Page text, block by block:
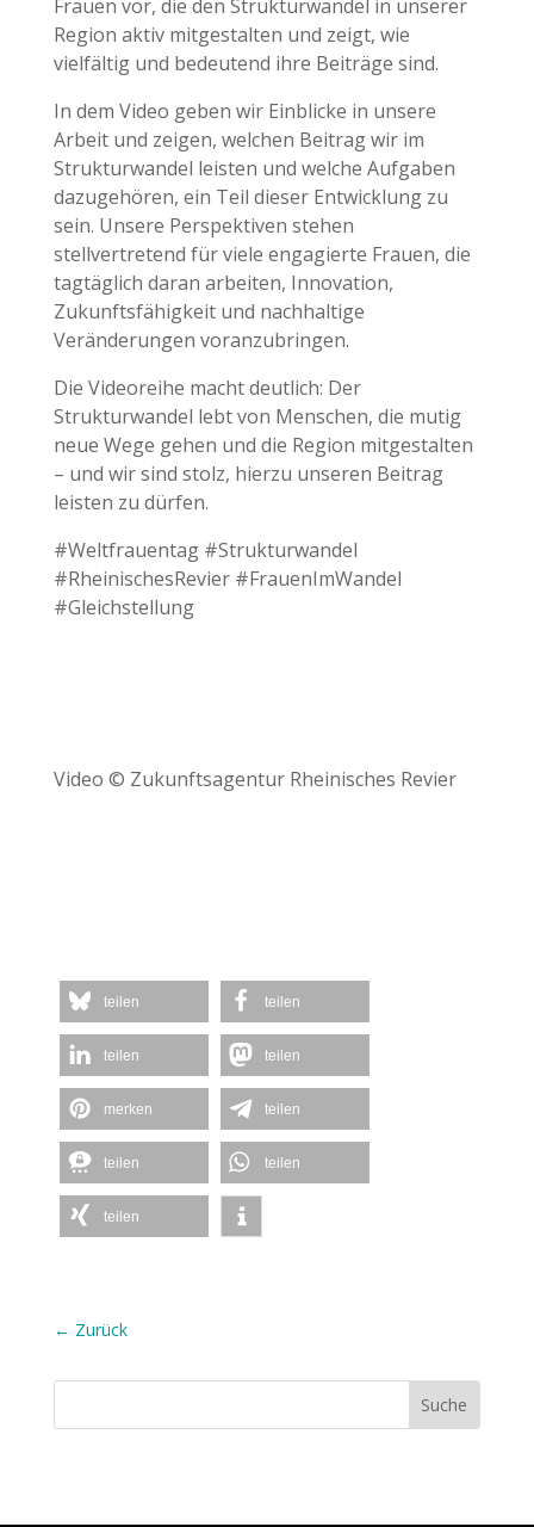
Frauen vor, die den Strukturwandel in unserer
Region aktiv mitgestalten und zeigt, wie
vielfältig und bedeutend ihre Beiträge sind.
In dem Video geben wir Einblicke in unsere
Arbeit und zeigen, welchen Beitrag wir im
Strukturwandel leisten und welche Aufgaben
dazugehören, ein Teil dieser Entwicklung zu
sein. Unsere Perspektiven stehen
stellvertretend für viele engagierte Frauen, die
tagtäglich daran arbeiten, Innovation,
Zukunftsfähigkeit und nachhaltige
Veränderungen voranzubringen.
Die Videoreihe macht deutlich: Der
Strukturwandel lebt von Menschen, die mutig
neue Wege gehen und die Region mitgestalten
– und wir sind stolz, hierzu unseren Beitrag
leisten zu dürfen.
#Weltfrauentag #Strukturwandel
#RheinischesRevier #FrauenImWandel
#Gleichstellung
Video © Zukunftsagentur Rheinisches Revier
teilen teilen
teilen teilen
merken teilen
teilen teilen
teilen
← Zurück